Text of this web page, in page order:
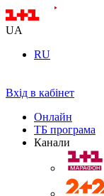
UA
RU
Вхід в кабінет
Онлайн
ТБ програма
Канали